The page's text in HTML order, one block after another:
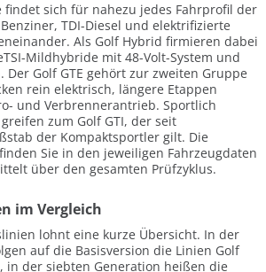
sich für nahezu jedes Fahrprofil der
TDI-Diesel und elektrifizierte
Als Golf Hybrid firmieren dabei
Mildhybride mit 48-Volt-System und
Der Golf GTE gehört zur zweiten Gruppe
rein elektrisch, längere Etappen
und Verbrennerantrieb. Sportlich
zum Golf GTI, der seit
der Kompaktsportler gilt. Die
Sie in den jeweiligen Fahrzeugdaten
über den gesamten Prüfzyklus.
im Vergleich
lohnt eine kurze Übersicht. In der
auf die Basisversion die Linien Golf
in der siebten Generation heißen die